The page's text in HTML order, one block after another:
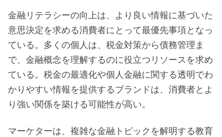
金融リテラシーの向上は、より良い情報に基づいた
意思決定を求める消費者にとって最優先事項となっ
ている。多くの個人は、税金対策から債務管理ま
で、金融概念を理解するのに役立つリソースを求め
ている。税金の最適化や個人金融に関する透明でわ
かりやすい情報を提供するブランドは、消費者とよ
り強い関係を築ける可能性が高い。
マーケターは、複雑な金融トピックを解明する教育